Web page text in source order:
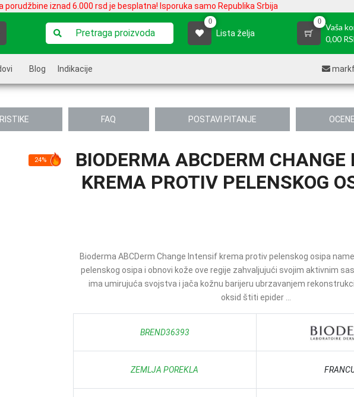
porudžbine iznad 6.000 rsd je besplatna! Isporuka samo Republika Srbija
0
Lista želja
0
Vaša
0,00
Blog Indikacije
FAQ POSTAVI PITANJE
24%
BIODERMA ABCDERM CHANGE
KREMA PROTIV PELENSKOG
Bioderma ABCDerm Change Intensif krema protiv pelenskog osipa
pelenskog osipa i obnovi kože ove regije zahvaljujući svojim aktivnim
ima umirujuća svojstva i jača kožnu barijeru ubrzavanjem
oksid štiti epider ...
BREND36393
ZEMLJA POREKLA